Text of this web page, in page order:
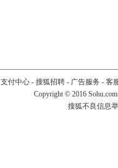
支付中心- 搜狐招聘- 广告服务 - 客
Copyright © 2016
搜狐不良信息